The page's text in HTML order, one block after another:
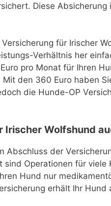
Diese
für Irischer
Verhältnis her
pro Monat für Ihren
den 360 Euro haben
die Hunde-OP
Wolfshund
der
Operationen für
Hund nur
erhält Ihr